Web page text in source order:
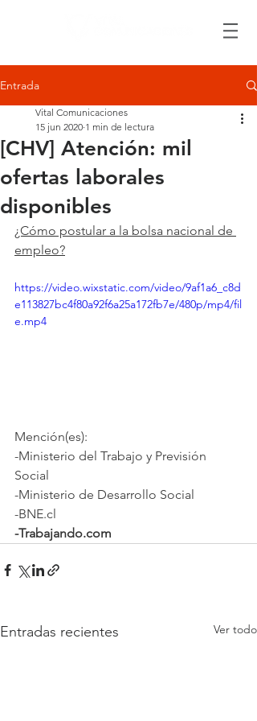
Entrada
[CHV] Atención: mil
ofertas laborales
disponibles
Vital Comunicaciones
15 jun 2020 1 min de lectura
¿Cómo postular a la bolsa nacional de
empleo?
https://video.wixstatic.com/video/9af1a6_c8d
e113827bc4f80a92f6a25a172fb7e/480p/mp4/fil
e.mp4
Mención(es):
-Ministerio del Trabajo y Previsión
Social
-Ministerio de Desarrollo Social
-BNE.cl
-Trabajando.com
Entradas recientes Ver todo